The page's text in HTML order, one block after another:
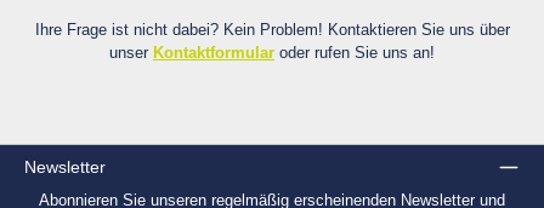
Ihre Frage ist nicht dabei? Kein Problem! Kontaktieren Sie uns über
unser Kontaktformular oder rufen Sie uns an!
Newsletter
Abonnieren Sie unseren regelmäßig erscheinenden Newsletter und